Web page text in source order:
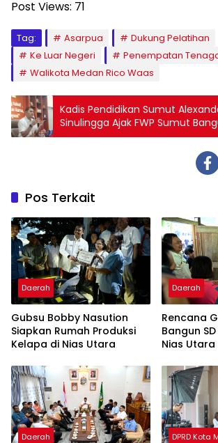
Post Views: 71
Tag: Asarpua
Dukung Pelatihan
Ke Luar Negeri
Penempatan
Walikota Medan Rico Waas
Kadis Pendidikan Sumut
Sinulingga Ajak FWP Sumut
Kerjasama yang Positif
Pos Terkait
Daerah
Gubsu Bobby Nasution
Siapkan Rumah Produksi
Kelapa di Nias Utara
Daerah
Rencana
Bangun
Nias Utara
Daerah DPRD Kota